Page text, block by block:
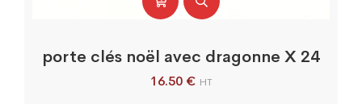
porte clés noël avec dragonne X 24
16.50 € HT